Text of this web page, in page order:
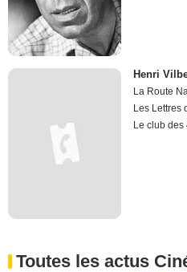
Henri
La Route
Les Lettres
Le club des
Toutes les actus